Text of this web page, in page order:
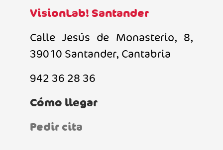
VisionLab! Santander
Calle Jesús de Monasterio, 8,
39010 Santander, Cantabria
942 36 28 36
Cómo llegar
Pedir cita